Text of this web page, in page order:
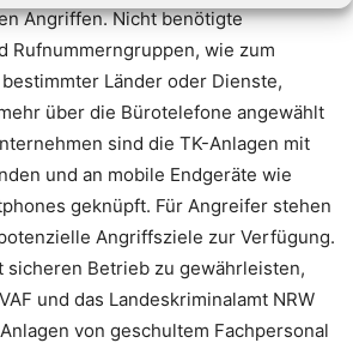
Angriffen. Nicht benötigte
Rufnummerngruppen, wie zum
Länder oder Dienste,
über die Bürotelefone angewählt
sind die TK-Anlagen mit
und an mobile Endgeräte wie
geknüpft. Für Angreifer stehen
Angriffsziele zur Verfügung.
sicheren Betrieb zu gewährleisten,
und das Landeskriminalamt NRW
von geschultem Fachpersonal